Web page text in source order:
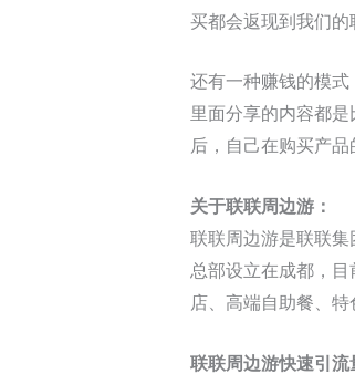
买都会返现到我们的
还有一种赚钱的模式
里面分享的内容都
后，自己在购买产
关于联联周边游：
联联周边游是联联集
总部设立在成都，
店、高端自助餐、特
联联周边游快速引流